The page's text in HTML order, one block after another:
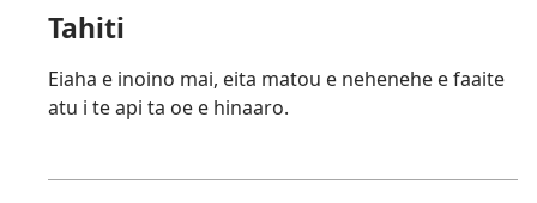
Tahiti
Eiaha e inoino mai, eita matou e nehenehe e faaite
atu i te api ta oe e hinaaro.